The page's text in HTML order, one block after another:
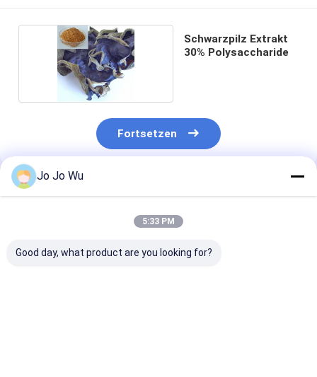
Schwarzpilz Extrakt
30% Polysaccharide
Fortsetzen
Empfohlene Produkte
Jo Jo Wu
5:33 PM
Good day, what product are you looking for?